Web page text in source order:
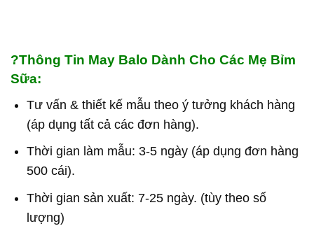
?Thông Tin May Balo Dành Cho Các Mẹ Bỉm
Sữa:
Tư vấn & thiết kế mẫu theo ý tưởng khách hàng
(áp dụng tất cả các đơn hàng).
Thời gian làm mẫu: 3-5 ngày (áp dụng đơn hàng
500 cái).
Thời gian sản xuất: 7-25 ngày. (tùy theo số
lượng)